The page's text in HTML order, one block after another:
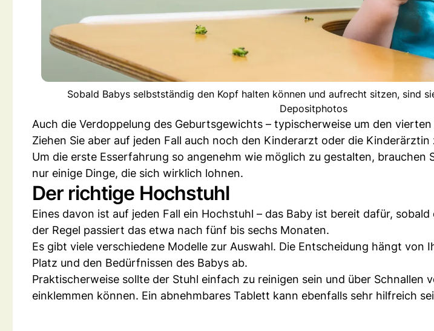
Sobald Babys selbstständig den Kopf halten können und aufrecht sitzen, sind
Depositphotos
Auch die Verdoppelung des Geburtsgewichts – typischerweise um den
Ziehen Sie aber auf jeden Fall auch noch den Kinderarzt oder die Kinderärztin
Um die erste Esserfahrung so angenehm wie möglich zu gestalten, brauchen
nur einige Dinge, die sich wirklich lohnen.
Der richtige Hochstuhl
Eines davon ist auf jeden Fall ein Hochstuhl – das Baby ist bereit dafür,
der Regel passiert das etwa nach fünf bis sechs Monaten.
Es gibt viele verschiedene Modelle zur Auswahl. Die Entscheidung hängt von
Platz und den Bedürfnissen des Babys ab.
Praktischerweise sollte der Stuhl einfach zu reinigen sein und über Schnallen
einklemmen können. Ein abnehmbares Tablett kann ebenfalls sehr hilfreich